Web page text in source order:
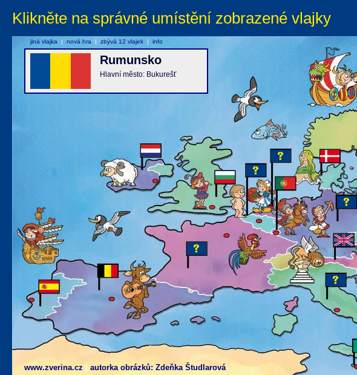
Klikněte na správné umístění zobrazené vlajky
www.zverina.cz autorka obrázků: Zdeňka Študlarová
Rumunsko
Hlavní město: Bukurešť
jiná vlajka | nová hra | zbývá 12 vlajek | info